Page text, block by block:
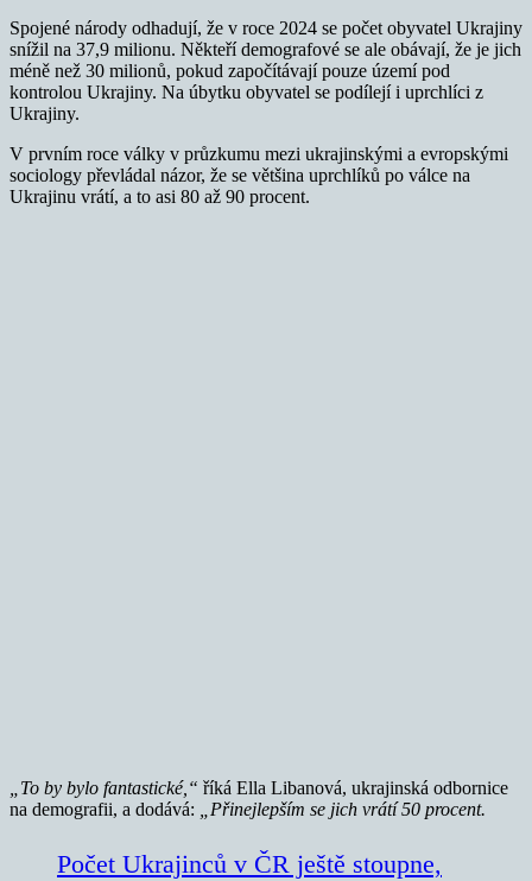
Spojené národy odhadují, že v roce 2024 se počet obyvatel Ukrajiny
snížil na 37,9 milionu. Někteří demografové se ale obávají, že je jich
méně než 30 milionů, pokud započítávají pouze území pod
kontrolou Ukrajiny. Na úbytku obyvatel se podílejí i uprchlíci z
Ukrajiny.
V prvním roce války v průzkumu mezi ukrajinskými a evropskými
sociology převládal názor, že se většina uprchlíků po válce na
Ukrajinu vrátí, a to asi 80 až 90 procent.
„To by bylo fantastické,“ říká Ella Libanová, ukrajinská odbornice
na demografii, a dodává:
„Přinejlepším se jich vrátí 50 procent.
Počet Ukrajinců v ČR ještě stoupne,